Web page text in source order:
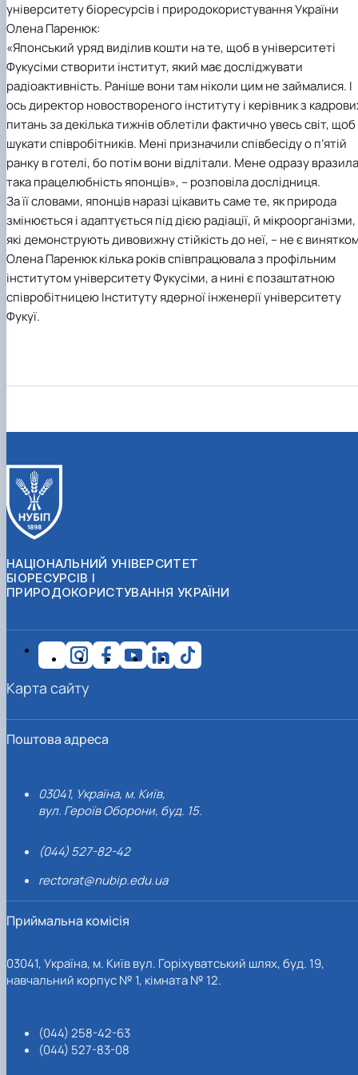
Іноземні мови
Їдальні та буфети
Центр вивчення мов
Психологічна підтримка
Рада молодих вчених
Стартап школа НУБіП України
Методичні рекомендації, пам'ятки
Патентно-ліцензійна діяльність
ЦКНО «Агропромисловий комплекс, лісове і
медицина»
Обладнання НУБіП України
Біоетична комісія
Наукові видання
Досліднику та автору
Звіт про проведення НТЗ
Наукові журнали НУБіП України
Наукові журнали НУБіП України (English)
Пам'ятка про проведення науково-
заходів
Порядок планування та організації
проведення НТЗ
Результати науково-технічних заходів
Монографії
Наука для бізнесу
Каталог наукових послуг
«SEB-2024»
«SEB-2025»
Наглядова рада
Благодійний фонд «Голосіївська ініціатива
2020»
Історія університету
Звіт ректора
Пам'яті захисників України
Почесні доктори і професори НУБіП України
Пресслужба
Університетський кур'єр
Вибори ректора
Програма розвитку університету
ініціатива – 2025»
Доступ до публічної інформації
Державні закупівлі
Офіційна символіка
Антикорупційні заходи
Уповноважена особа з питань запобігання
виявлення корупції
Положення про антикорупційного
уповноваженого НУБіП України
Національні нормативно-правові акти
Нормативно-правові акти НУБіП України
Інформаційні ресурси НАЗК
Методичні роз’яснення НАЗК
Антикорупційні заходи
Гендерна радниця
Контактна інформація
університету біоресурсів і природокористування України
Олена Паренюк:
«Японський уряд виділив кошти на те, щоб в університеті
Фукусіми створити інститут, який має досліджувати
радіоактивність. Раніше вони там ніколи цим не займалися. І
ось директор новоствореного інституту і керівник з
питань за декілька тижнів облетіли фактично увесь світ, щоб
шукати співробітників. Мені призначили співбесіду о п’ятій
ранку в готелі, бо потім вони відлітали. Мене одразу вразила
така працелюбність японців», – розповіла дослідниця.
За її словами, японців наразі цікавить саме те, як природа
змінюється і адаптується під дією радіації, й мікроорганізми,
які демонструють дивовижну стійкість до неї, – не є
Олена Паренюк кілька років співпрацювала з профільним
інститутом університету Фукусіми, а нині є позаштатною
співробітницею Інституту ядерної інженерії університету
Фукуї.
НАЦІОНАЛЬНИЙ УНІВЕРСИТЕТ
БІОРЕСУРСІВ І
ПРИРОДОКОРИСТУВАННЯ УКРАЇНИ
Поштова адреса
03041, Україна, м. Київ,
вул. Героїв Оборони, буд. 15.
(044) 527-82-42
rectorat@nubip.edu.ua
Приймальна комісія
03041, Україна, м. Київ вул. Горіхуватський шлях, буд. 19,
навчальний корпус № 1, кімната № 12.
(044) 258-42-63
(044) 527-83-08
Карта сайту